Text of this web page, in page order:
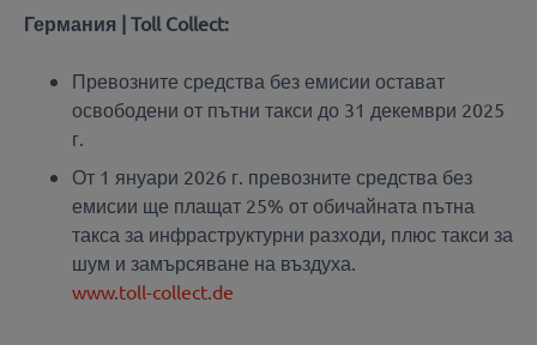
Германия | Toll Collect:
Превозните средства без емисии остават
освободени от пътни такси до 31 декември 2025
г.
От 1 януари 2026 г. превозните средства без
емисии ще плащат 25% от обичайната пътна
такса за инфраструктурни разходи, плюс такси за
шум и замърсяване на въздуха.
www.toll-collect.de